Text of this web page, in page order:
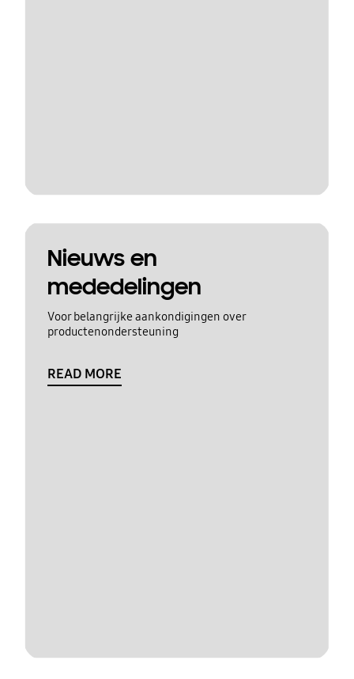
Nieuws en
mededelingen
Voor belangrijke aankondigingen over
productenondersteuning
READ MORE